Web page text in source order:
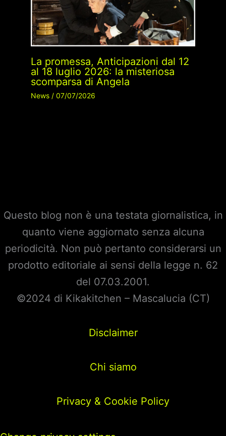
La promessa, Anticipazioni dal 12
al 18 luglio 2026: la misteriosa
scomparsa di Angela
News/ 07/07/2026
Questo blog non è una testata giornalistica, in
quanto viene aggiornato senza alcuna
periodicità. Non può pertanto considerarsi un
prodotto editoriale ai sensi della legge n. 62
del 07.03.2001.
©2024 di Kikakitchen – Mascalucia (CT)
Disclaimer
Chi siamo
Privacy & Cookie Policy